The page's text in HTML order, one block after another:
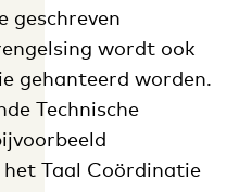
geschreven
wordt ook
gehanteerd worden.
Technische
het Taal Coördinatie